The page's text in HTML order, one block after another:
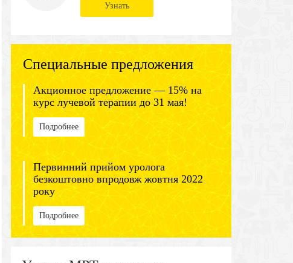
Узнать
Специальные предложения
Акционное предложение — 15% на
курс лучевой терапии до 31 мая!
Подробнее
Первинний прийом уролога
безкоштовно впродовж жовтня 2022
року
Подробнее